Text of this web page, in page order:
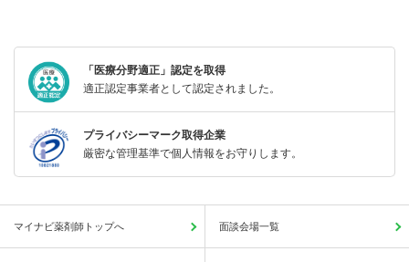
「医療分野適正」認定を取得
適正認定事業者として認定されました。
プライバシーマーク取得企業
厳密な管理基準で個人情報をお守りします。
マイナビ薬剤師トップへ 面談会場一覧